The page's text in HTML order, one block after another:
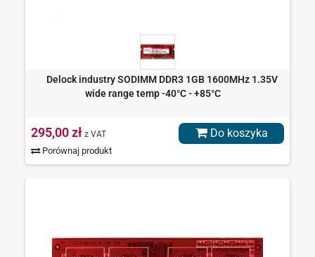
Delock industry SODIMM DDR3 1GB 1600MHz 1.35V
wide range temp -40°C - +85°C
295,00 zł z VAT
Porównaj produkt
Do koszyka